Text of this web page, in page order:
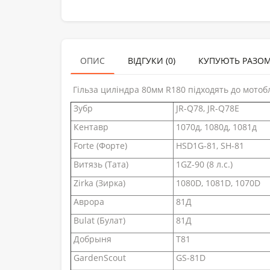
ОПИС ВІДГУКИ (0) КУПУЮТЬ
Гільза циліндра 80мм R180 підходять до
Зубр
JR-Q78, JR-Q78E
Кентавр
1070д, 1080д, 1081д
Forte (Форте)
HSD1G-81, SH-81
Витязь (Тата)
1GZ-90 (8 л.с.)
Zirka (Зирка)
1080D, 1081D, 1070D
Аврора
81Д
Bulat (Булат)
81Д
Добрыня
T81
GardenScout
GS-81D